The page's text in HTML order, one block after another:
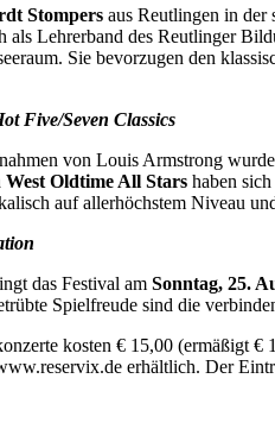
Stompers aus Reutlingen in der
Lehrerband des Reutlinger
Sie bevorzugen den
Five/Seven Classics
von Louis Armstrong
West Oldtime All Stars haben
auf allerhöchstem Niveau
das Festival am Sonntag, 25.
Spielfreude sind die
kosten € 15,00 (ermäßigt
erhältlich. Der